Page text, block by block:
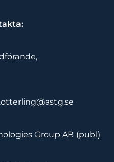
Group AB (publ)